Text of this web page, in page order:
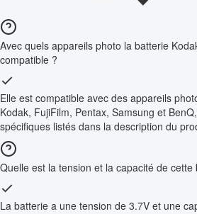
Avec quels appareils photo la batterie
compatible ?
Elle est compatible avec des appareils
Kodak, FujiFilm, Pentax, Samsung et
spécifiques listés dans la description du
Quelle est la tension et la capacité de cette
La batterie a une tension de 3.7V et une